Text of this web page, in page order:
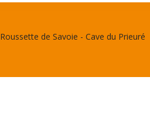
Roussette de Savoie - Cave du Prieuré